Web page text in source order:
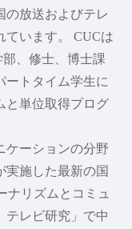
の放送およびテレ
ています。 CUCは
、修士、博士課
ートタイム学生に
と単位取得プログ
ケーションの分野
実施した最新の国
ナリズムとコミュ
テレビ研究」で中